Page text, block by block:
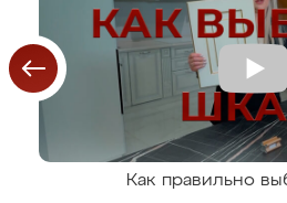
Как правильно